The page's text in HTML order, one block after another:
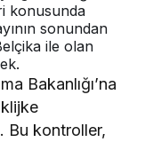
konusunda
sonundan
ile olan
Bakanlığı’na
Bu kontroller,